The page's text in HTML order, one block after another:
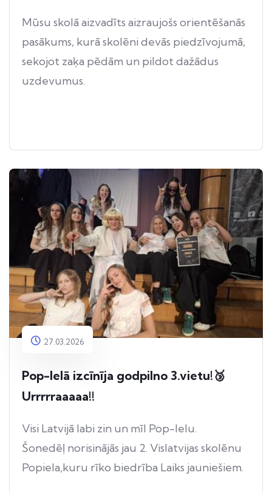
Mūsu skolā aizvadīts aizraujošs orientēšanās
pasākums, kurā skolēni devās piedzīvojumā,
sekojot zaķa pēdām un pildot dažādus
uzdevumus.
27.03.2026
Pop-Ielā izcīnīja godpilno 3.vietu!🥉
Urrrrraaaaa!!
Visi Latvijā labi zin un mīl Pop-Ielu.
Šonedēļ norisinājās jau 2. Vislatvijas skolēnu
Popiela,kuru rīko biedrība Laiks jauniešiem.